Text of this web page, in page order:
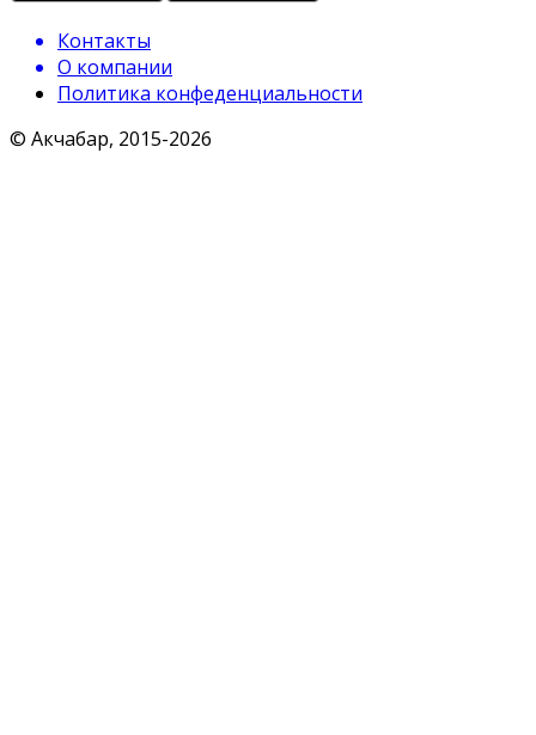
Контакты
О компании
Политика конфеденциальности
© Акчабар, 2015-2026